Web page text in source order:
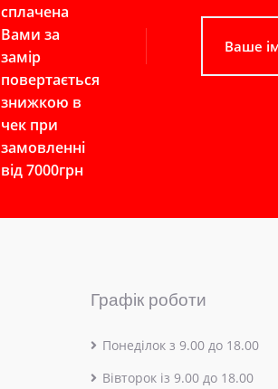
сплачена
Вами за
замір
повертається
знижкою в
чек при
замовленні
від 7000грн
Графік роботи
Понеділок з 9.00 до 18.00
Вівторок із 9.00 до 18.00